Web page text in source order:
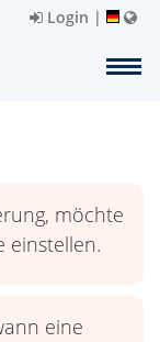
Login |
möchte
einstellen.
eine